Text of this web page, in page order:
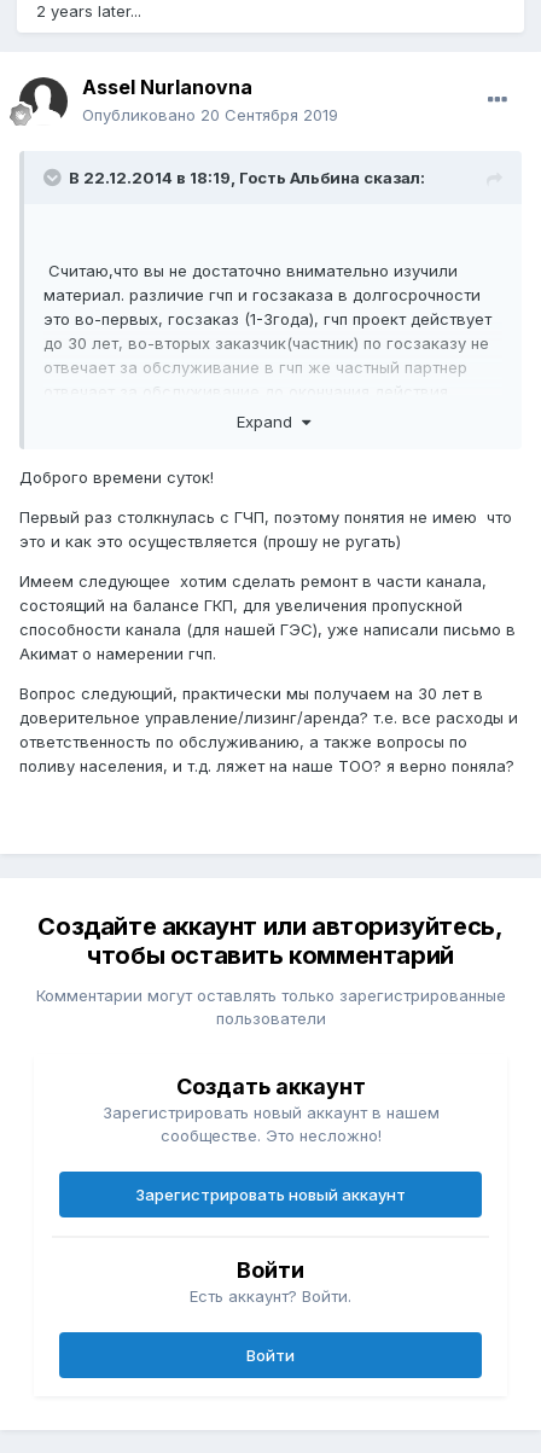
2 years later...
Assel Nurlanovna
Опубликовано 20 Сентября 2019
В 22.12.2014 в 18:19, Гость Альбина сказал:
Считаю,что вы не достаточно внимательно изучили
материал. различие гчп и госзаказа в долгосрочности
это во-первых, госзаказ (1-3года), гчп проект действует
до 30 лет, во-вторых заказчик(частник) по госзаказу не
отвечает за обслуживание в гчп же частный партнер
отвечает за обслуживание до окончания действия
предприятия между гос сектором и частным партнером.
Контрактное - это и концессия, доверительное
управление, аренда, управление, содержание.
Expand
Доброго времени суток!
Первый раз столкнулась с ГЧП, поэтому понятия не имею что
это и как это осуществляется (прошу не ругать)
Имеем следующее хотим сделать ремонт в части канала,
состоящий на балансе ГКП, для увеличения пропускной
способности канала (для нашей ГЭС), уже написали письмо в
Акимат о намерении гчп.
Вопрос следующий, практически мы получаем на 30 лет в
доверительное управление/лизинг/аренда? т.е. все расходы и
ответственность по обслуживанию, а также вопросы по
поливу населения, и т.д. ляжет на наше ТОО? я верно поняла?
Создайте аккаунт или авторизуйтесь,
чтобы оставить комментарий
Комментарии могут оставлять только зарегистрированные
пользователи
Создать аккаунт
Зарегистрировать новый аккаунт в нашем
сообществе. Это несложно!
Зарегистрировать новый аккаунт
Войти
Есть аккаунт? Войти.
Войти